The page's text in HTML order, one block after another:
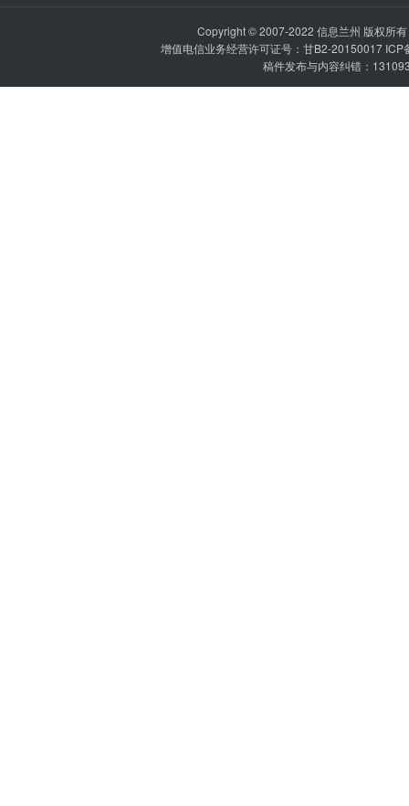
Copyright © 2007-2022 信息兰州 版权所
增值电信业务经营许可证号：甘B2-20150017 ICP
稿件发布与内容纠错：